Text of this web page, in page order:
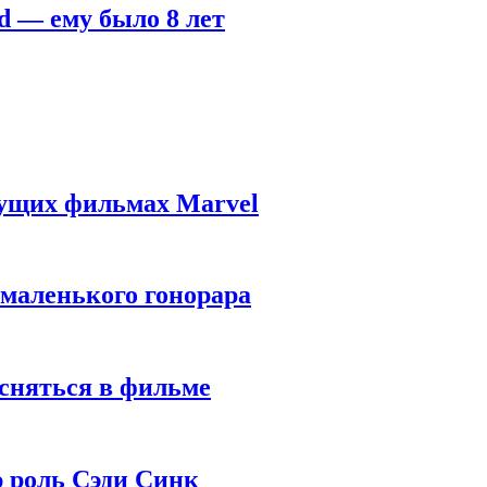
— ему было 8 лет
фильмах Marvel
гонорара
в фильме
роль Сэди Синк